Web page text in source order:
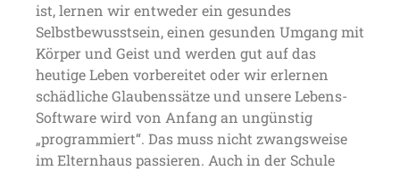
ist, lernen wir entweder ein gesundes
Selbstbewusstsein, einen gesunden Umgang mit
Körper und Geist und werden gut auf das
heutige Leben vorbereitet oder wir erlernen
schädliche Glaubenssätze und unsere Lebens-
Software wird von Anfang an ungünstig
„programmiert“. Das muss nicht zwangsweise
im Elternhaus passieren. Auch in der Schule